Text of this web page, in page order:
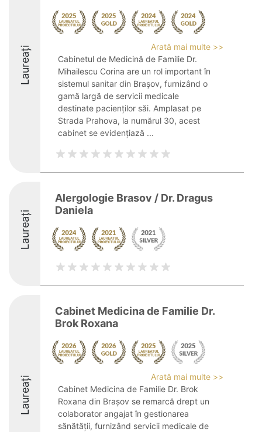
Laureați
Arată mai multe >>
Cabinetul de Medicină de Familie Dr.
Mihailescu Corina are un rol important în
sistemul sanitar din Brașov, furnizând o
gamă largă de servicii medicale
destinate pacienților săi. Amplasat pe
Strada Prahova, la numărul 30, acest
cabinet se evidențiază ...
Laureați
Alergologie Brasov / Dr. Dragus
Daniela
Laureați
Cabinet Medicina de Familie Dr.
Brok Roxana
Arată mai multe >>
Cabinet Medicina de Familie Dr. Brok
Roxana din Brașov se remarcă drept un
colaborator angajat în gestionarea
sănătății, furnizând servicii medicale de